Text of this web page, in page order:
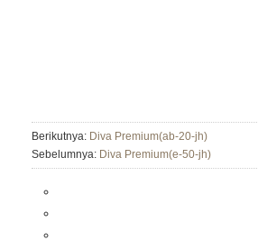
Berikutnya: Diva Premium(ab-20-jh)
Sebelumnya: Diva Premium(e-50-jh)